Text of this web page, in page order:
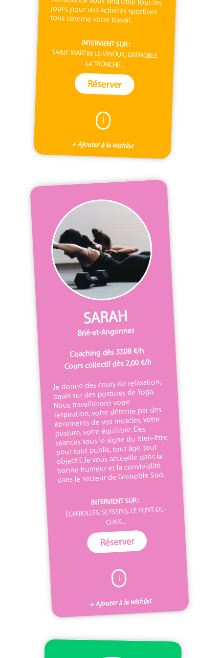
tous comme votre travail.
INTERVIENT SUR :
SAINT-MARTIN-LE-VINOUX, GRENOBLE,
LA TRONCHE...
Réserver
I
+ Ajouter à la wishlist
SARAH
Brié-et-Angonnes
Coaching dès 37,08 €/h
Cours collectif dès 2,00 €/h
Je donne des cours de relaxation,
basés sur des postures de Yoga.
Nous travaillerons votre
respiration, votre détente par des
étirements de vos muscles, votre
posture, votre équilibre. Des
séances sous le signe du bien-être,
pour tout public, tout âge, tout
objectif. Je vous accueille dans la
bonne humeur et la convivialité
dans le secteur de Grenoble Sud.
INTERVIENT SUR :
ÉCHIROLLES, SEYSSINS, LE PONT-DE-
CLAIX...
Réserver
I
+ Ajouter à la wishlist